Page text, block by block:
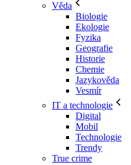
Věda
Biologie
Ekologie
Fyzika
Geografie
Historie
Chemie
Jazykověda
Vesmír
IT a technologie
Digital
Mobil
Technologie
Trendy
True crime